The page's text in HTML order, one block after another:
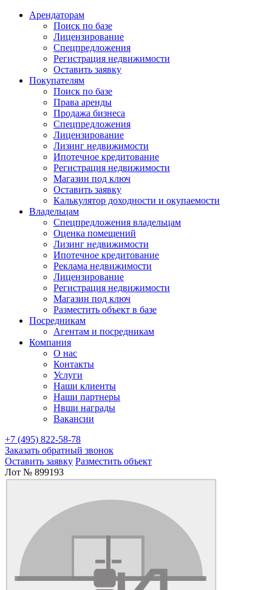
Арендаторам
Поиск по базе
Лицензирование
Спецпредложения
Регистрация недвижимости
Оставить заявку
Покупателям
Поиск по базе
Права аренды
Продажа бизнеса
Спецпредложения
Лицензирование
Лизинг недвижимости
Ипотечное кредитование
Регистрация недвижимости
Магазин под ключ
Оставить заявку
Калькулятор доходности и окупаемости
Владельцам
Спецпредложения владельцам
Оценка помещений
Лизинг недвижимости
Ипотечное кредитование
Реклама недвижимости
Лицензирование
Регистрация недвижимости
Магазин под ключ
Разместить объект в базе
Посредникам
Агентам и посредникам
Компания
О нас
Контакты
Услуги
Наши клиенты
Наши партнеры
Нвши награды
Вакансии
+7 (495) 822-58-78
Заказать обратный звонок
Оставить заявку Разместить объект
Лот № 899193